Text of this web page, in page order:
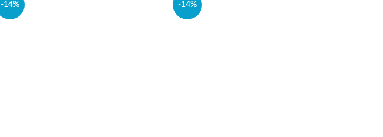
-14% -14%